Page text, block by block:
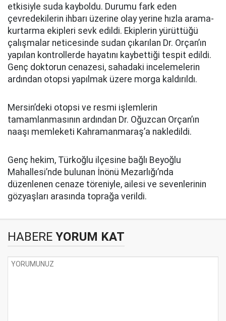
etkisiyle suda kayboldu. Durumu fark eden
çevredekilerin ihbarı üzerine olay yerine hızla arama-
kurtarma ekipleri sevk edildi. Ekiplerin yürüttüğü
çalışmalar neticesinde sudan çıkarılan Dr. Orçan’ın
yapılan kontrollerde hayatını kaybettiği tespit edildi.
Genç doktorun cenazesi, sahadaki incelemelerin
ardından otopsi yapılmak üzere morga kaldırıldı.
Mersin’deki otopsi ve resmi işlemlerin
tamamlanmasının ardından Dr. Oğuzcan Orçan’ın
naaşı memleketi Kahramanmaraş’a nakledildi.
Genç hekim, Türkoğlu ilçesine bağlı Beyoğlu
Mahallesi’nde bulunan İnönü Mezarlığı’nda
düzenlenen cenaze töreniyle, ailesi ve sevenlerinin
gözyaşları arasında toprağa verildi.
HABERE YORUM KAT